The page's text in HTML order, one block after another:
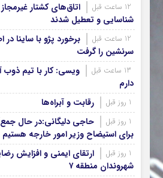
آرشیو ۱۳۹۹
آرشیو ۱۳۹۸
آرشیو ۱۳۹۷
اتاق‌های کشتار
شناسایی و تعطیل شدند
برخورد پژو با ساینا
سرنشین را گرفت
ویسی: کار با تیم
دارم
رقابت و آبراه‌ها
حاجی دلیگانی:در حال
برای استیضاح وزیر امور خارجه هستیم
ارتقای ایمنی و افزایش
شهروندان منطقه ۷